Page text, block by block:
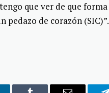
que ver de que forma
pedazo de corazón (SIC)”.